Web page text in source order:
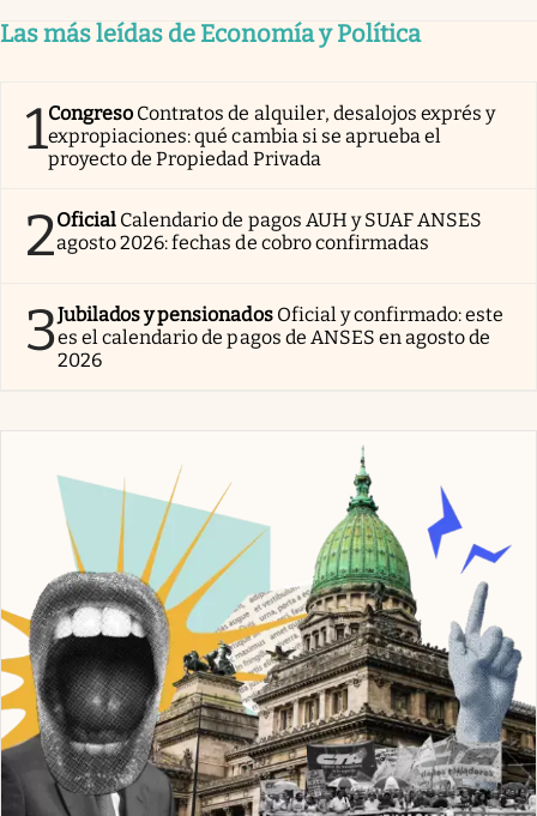
Las más leídas de Economía y Política
1Congreso Contratos de alquiler, desalojos exprés y
expropiaciones: qué cambia si se aprueba el
proyecto de Propiedad Privada
2Oficial Calendario de pagos AUH y SUAF ANSES
agosto 2026: fechas de cobro confirmadas
3Jubilados y pensionados Oficial y confirmado: este
es el calendario de pagos de ANSES en agosto de
2026